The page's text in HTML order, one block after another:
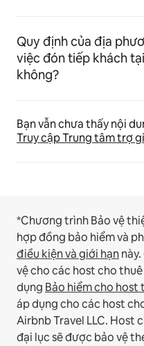
Quy định của địa
việc đón tiếp khách
không?
Bạn vẫn chưa thấy nội
Truy cập Trung tâm trợ
*Chương trình Bảo vệ
hợp đồng bảo hiểm và
điều kiện và giới hạnnày.
vệ cho các host cho
dụng Bảo hiểm cho host
áp dụng cho các host
Airbnb Travel LLC. Host
đại lục sẽ được bảo vệ